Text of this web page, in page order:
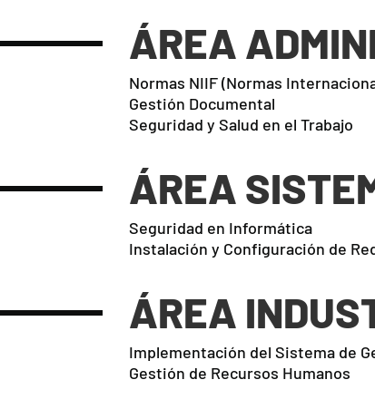
ÁREA
Normas NIIF (Normas
Gestión Documental
Seguridad y Salud en el Trabajo
ÁREA
Seguridad en Informática
Instalación y Configuración de
ÁREA
Implementación del Sistema de
Gestión de Recursos Humanos